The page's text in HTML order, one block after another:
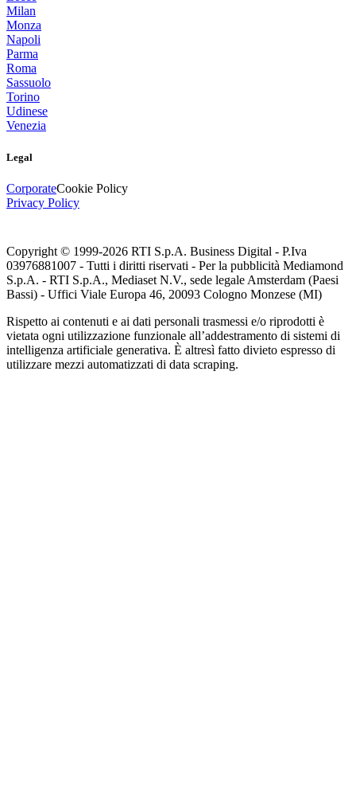
Milan
Monza
Napoli
Parma
Roma
Sassuolo
Torino
Udinese
Venezia
Legal
CorporateCookie Policy
Privacy Policy
Copyright © 1999-2026 RTI S.p.A. Business Digital - P.Iva
03976881007 - Tutti i diritti riservati - Per la pubblicità Mediamond
S.p.A. - RTI S.p.A., Mediaset N.V., sede legale Amsterdam (Paesi
Bassi) - Uffici Viale Europa 46, 20093 Cologno Monzese (MI)
Rispetto ai contenuti e ai dati personali trasmessi e/o riprodotti è
vietata ogni utilizzazione funzionale all’addestramento di sistemi di
intelligenza artificiale generativa. È altresì fatto divieto espresso di
utilizzare mezzi automatizzati di data scraping.